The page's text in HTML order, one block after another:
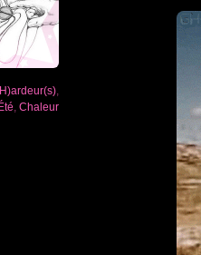
Chaleur